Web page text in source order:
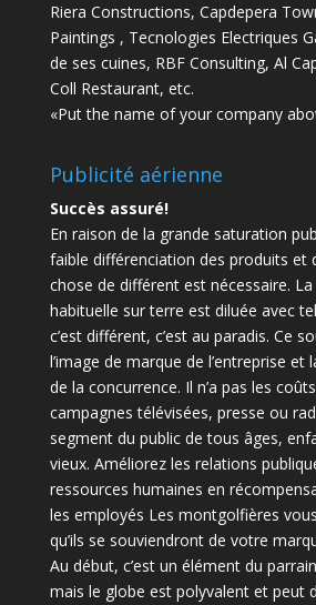
Riera Constructions, Capdepera
Paintings , Tecnologies Electriques
de ses cuines, RBF Consulting, Al
Coll Restaurant, etc.
«Put the name of your company
Publicité aérienne
Succès assuré!
En raison de la grande saturation
faible différenciation des produits et
chose de différent est nécessaire.
habituelle sur terre est diluée avec
c’est différent, c’est au paradis. Ce
l’image de marque de l’entreprise et
de la concurrence. Il n’a pas les
campagnes télévisées, presse ou
segment du public de tous âges,
vieux. Améliorez les relations
ressources humaines en
les employés Les montgolfières
qu’ils se souviendront de votre
Au début, c’est un élément du
mais le globe est polyvalent et peut